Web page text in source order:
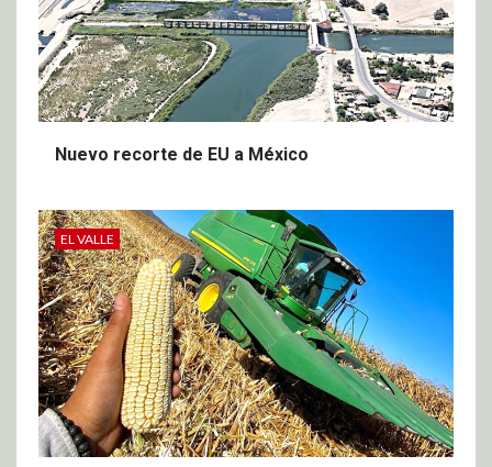
Nuevo recorte de EU a México
EL VALLE